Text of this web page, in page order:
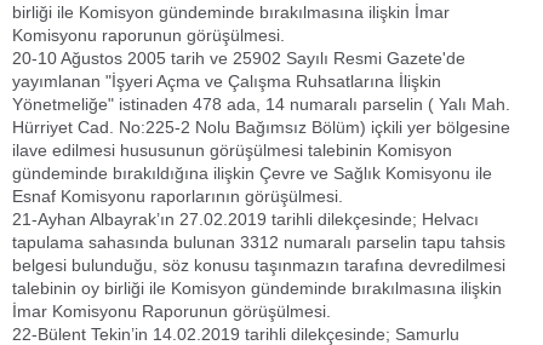
birliği ile Komisyon gündeminde bırakılmasına ilişkin İmar
Komisyonu raporunun görüşülmesi.
20-10 Ağustos 2005 tarih ve 25902 Sayılı Resmi Gazete'de
yayımlanan "İşyeri Açma ve Çalışma Ruhsatlarına İlişkin
Yönetmeliğe" istinaden 478 ada, 14 numaralı parselin ( Yalı Mah.
Hürriyet Cad. No:225-2 Nolu Bağımsız Bölüm) içkili yer bölgesine
ilave edilmesi hususunun görüşülmesi talebinin Komisyon
gündeminde bırakıldığına ilişkin Çevre ve Sağlık Komisyonu ile
Esnaf Komisyonu raporlarının görüşülmesi.
21-Ayhan Albayrak’ın 27.02.2019 tarihli dilekçesinde; Helvacı
tapulama sahasında bulunan 3312 numaralı parselin tapu tahsis
belgesi bulunduğu, söz konusu taşınmazın tarafına devredilmesi
talebinin oy birliği ile Komisyon gündeminde bırakılmasına ilişkin
İmar Komisyonu Raporunun görüşülmesi.
22-Bülent Tekin’in 14.02.2019 tarihli dilekçesinde; Samurlu